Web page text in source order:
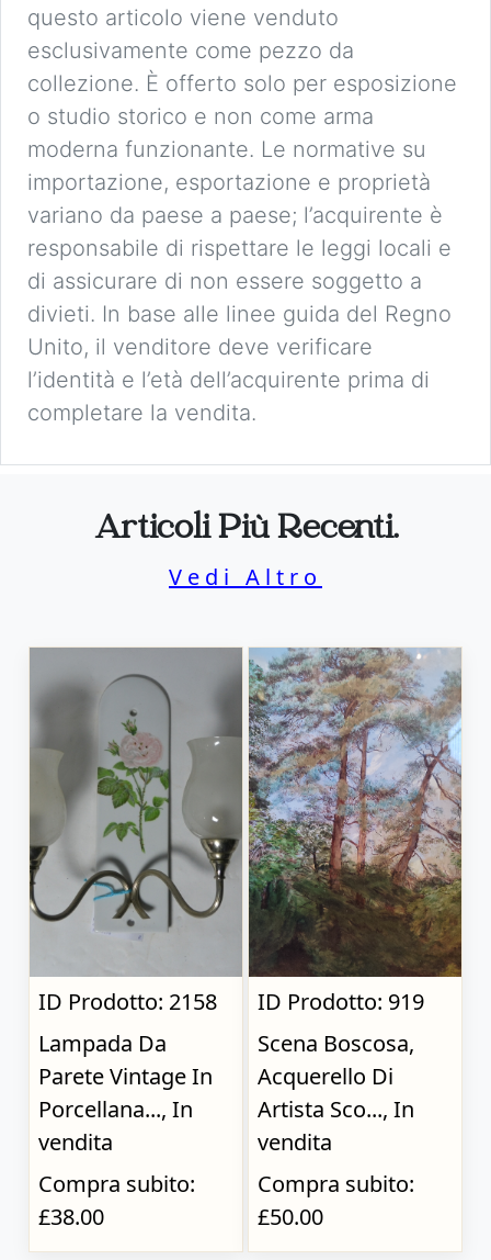
questo articolo viene venduto
esclusivamente come pezzo da
collezione. È offerto solo per esposizione
o studio storico e non come arma
moderna funzionante. Le normative su
importazione, esportazione e proprietà
variano da paese a paese; l’acquirente è
responsabile di rispettare le leggi locali e
di assicurare di non essere soggetto a
divieti. In base alle linee guida del Regno
Unito, il venditore deve verificare
l’identità e l’età dell’acquirente prima di
completare la vendita.
Articoli Più Recenti.
Vedi Altro
ID Prodotto: 2158
Lampada Da
Parete Vintage In
Porcellana..., In
vendita
Compra subito:
£38.00
ID Prodotto: 919
Scena Boscosa,
Acquerello Di
Artista Sco..., In
vendita
Compra subito:
£50.00